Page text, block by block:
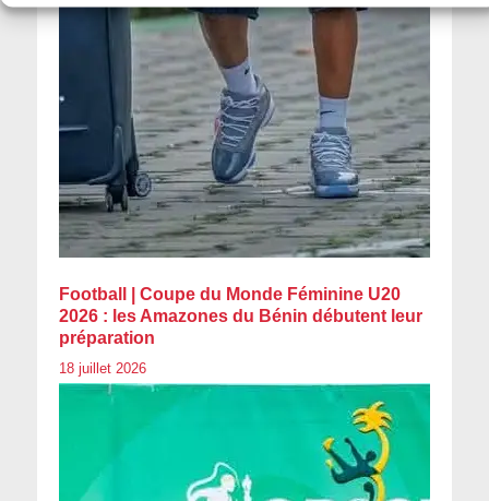
Football | Coupe du Monde Féminine U20
2026 : les Amazones du Bénin débutent leur
préparation
18 juillet 2026